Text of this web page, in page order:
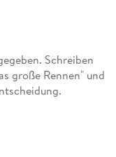
Schreiben
große Rennen" und